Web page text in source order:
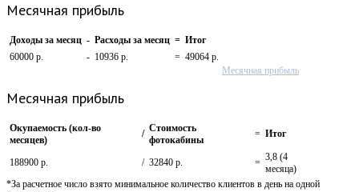
Месячная прибыль
Доходы за месяц - Расходы за месяц = Итог
60000 р.
- 10936 р. = 49064 р.
Месячная прибыль
Месячная прибыль
Окупаемость (кол-во
месяцев)
/ Стоимость
фотокабины
= Итог
188900 р. / 32840 р. = 3,8 (4
месяца)
*За расчетное число взято минимальное количество клиентов в день на одной